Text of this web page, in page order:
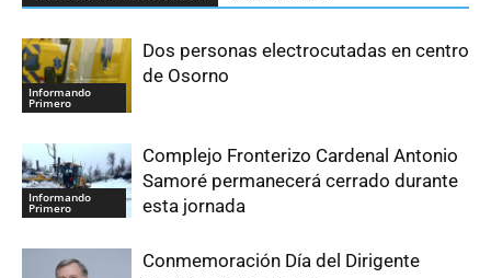
Informando
Primero
Dos personas electrocutadas en centro
de Osorno
Informando
Primero
Complejo Fronterizo Cardenal Antonio
Samoré permanecerá cerrado durante
esta jornada
Conmemoración Día del Dirigente